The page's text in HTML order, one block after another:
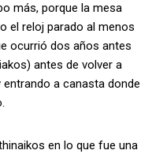
más, porque la mesa
el reloj parado al menos
ocurrió dos años antes
antes de volver a
entrando a canasta donde
en lo que fue una